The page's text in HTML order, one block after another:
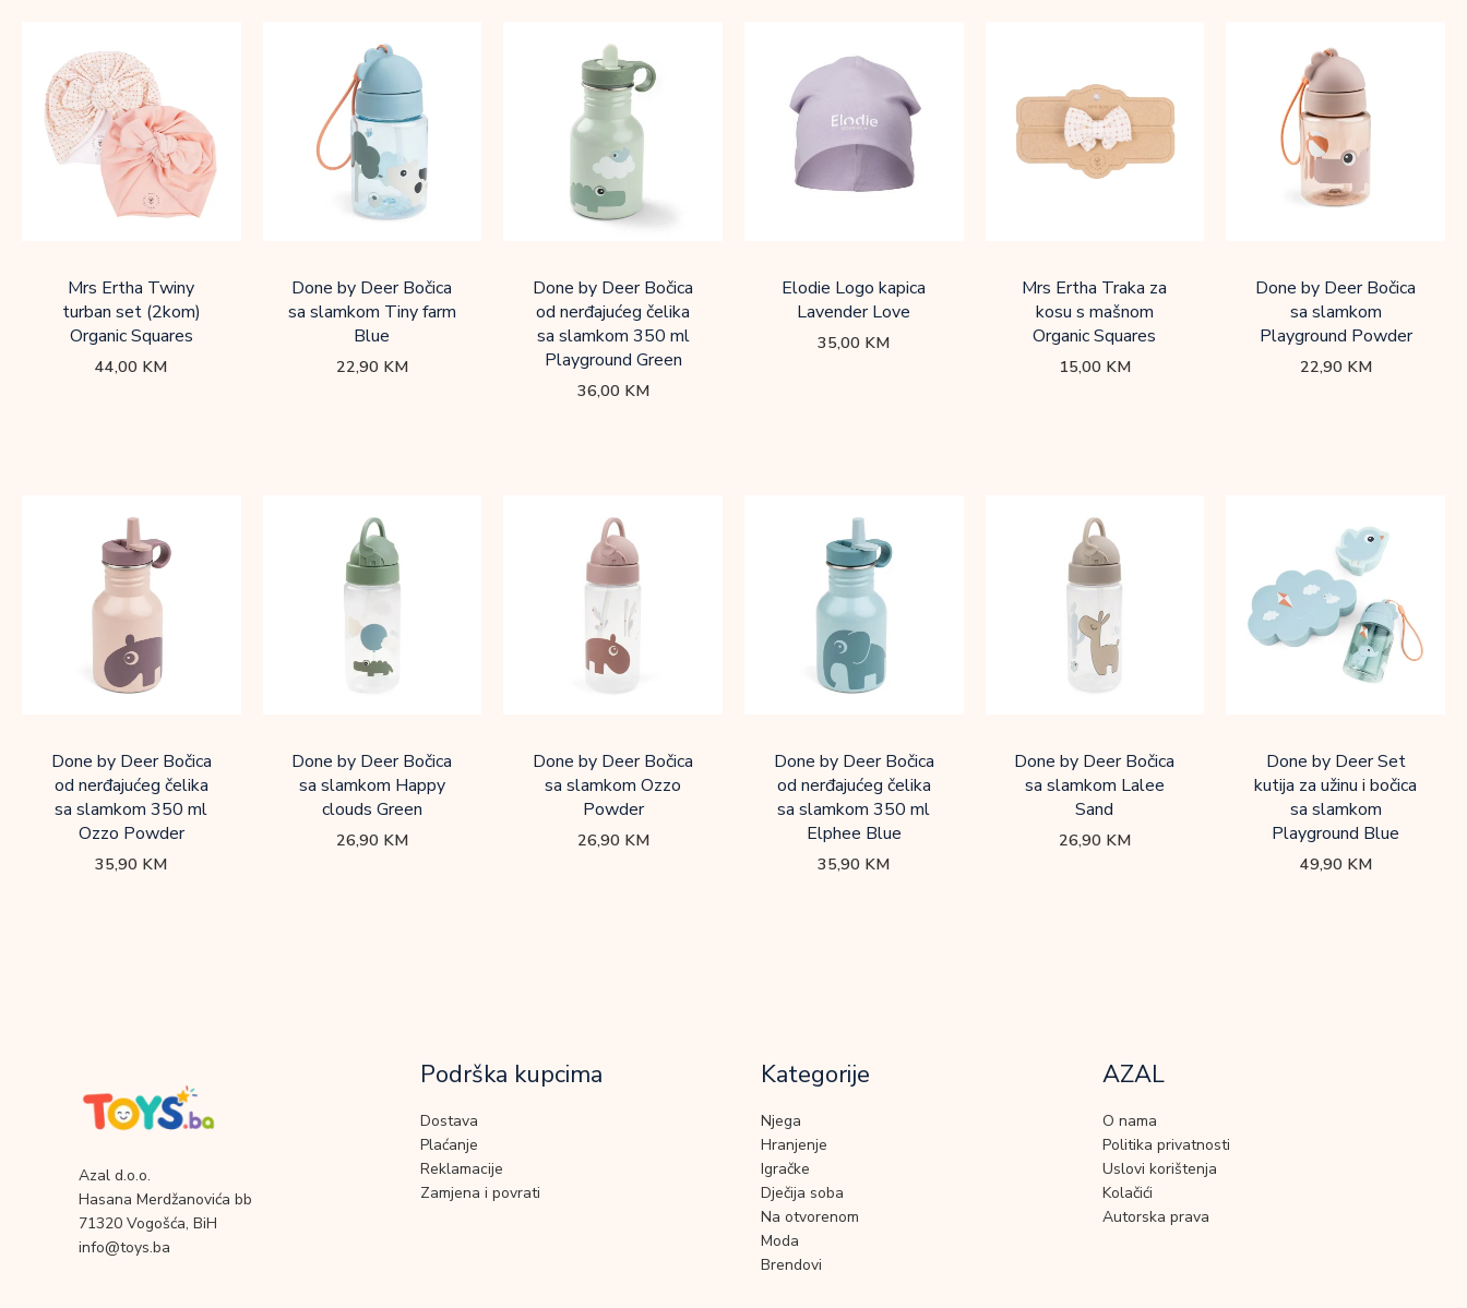
Mrs Ertha Twiny
turban set (2kom)
Organic Squares
44,00 KM
Done by Deer Bočica
sa slamkom Tiny farm
Blue
22,90 KM
Done by Deer Bočica
od nerđajućeg čelika
sa slamkom 350 ml
Playground Green
36,00 KM
Elodie Logo kapica
Lavender Love
35,00 KM
Mrs Ertha Traka za
kosu s mašnom
Organic Squares
15,00 KM
Done by Deer Bočica
sa slamkom
Playground Powder
22,90 KM
Done by Deer Bočica
od nerđajućeg čelika
sa slamkom 350 ml
Ozzo Powder
35,90 KM
Done by Deer Bočica
sa slamkom Happy
clouds Green
26,90 KM
Done by Deer Bočica
sa slamkom Ozzo
Powder
26,90 KM
Done by Deer Bočica
od nerđajućeg čelika
sa slamkom 350 ml
Elphee Blue
35,90 KM
Done by Deer Bočica
sa slamkom Lalee
Sand
26,90 KM
Done by Deer Set
kutija za užinu i bočica
sa slamkom
Playground Blue
49,90 KM
Azal d.o.o.
Hasana Merdžanovića bb
71320 Vogošća, BiH
info@toys.ba
Podrška kupcima
Dostava
Plaćanje
Reklamacije
Zamjena i povrati
Kategorije
Njega
Hranjenje
Igračke
Dječija soba
Na otvorenom
Moda
Brendovi
AZAL
O nama
Politika privatnosti
Uslovi korištenja
Kolačići
Autorska prava